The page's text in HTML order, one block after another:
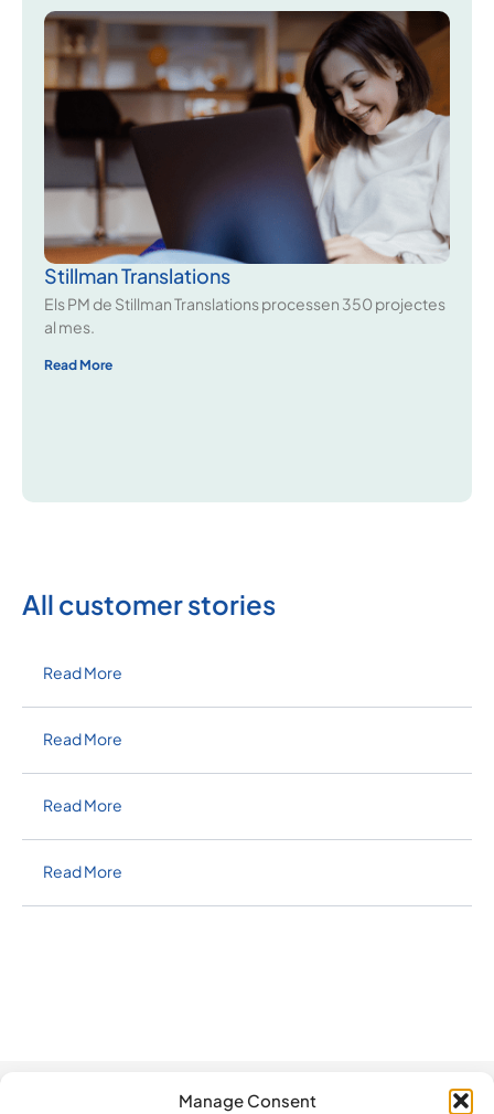
Manage Consent
Stillman Translations
Els PM de Stillman Translations processen 350 projectes
al mes.
Read More
All customer stories
Read More
Read More
Read More
Read More